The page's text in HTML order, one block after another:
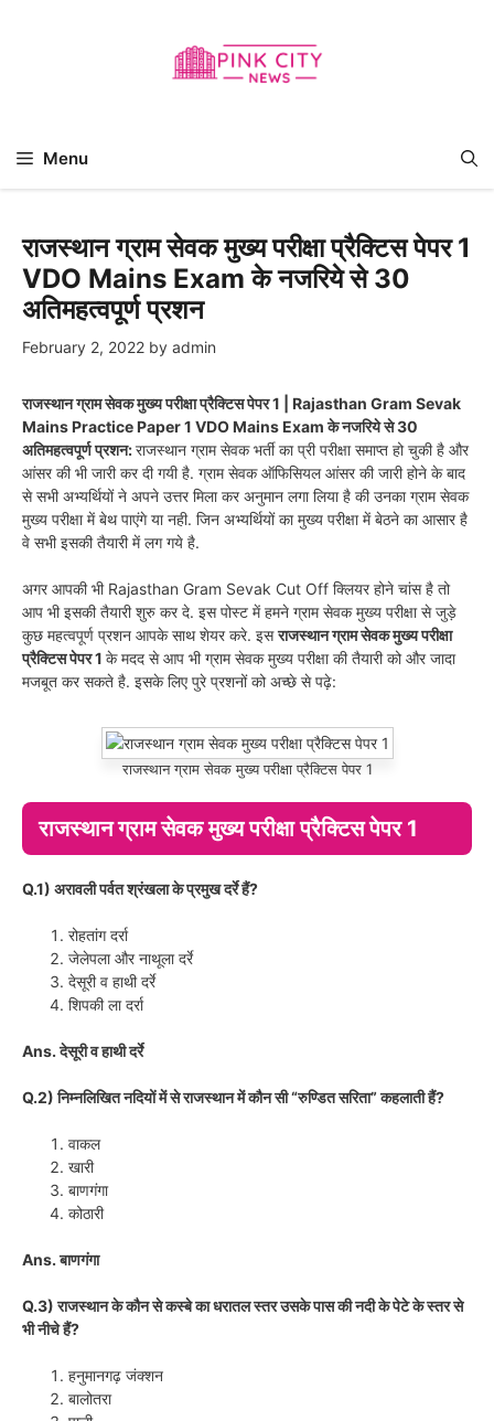
Menu
राजस्थान ग्राम सेवक मुख्य परीक्षा प्रैक्टिस पेपर 1
VDO Mains Exam के नजरिये से 30
अतिमहत्वपूर्ण प्रशन
February 2, 2022 by admin
राजस्थान ग्राम सेवक मुख्य परीक्षा प्रैक्टिस पेपर 1 | Rajasthan Gram Sevak
Mains Practice Paper 1 VDO Mains Exam के नजरिये से 30
अतिमहत्वपूर्ण प्रशन:राजस्थान ग्राम सेवक भर्ती का प्री परीक्षा समाप्त हो चुकी है और
आंसर की भी जारी कर दी गयी है. ग्राम सेवक ऑफिसियल आंसर की जारी होने के बाद
से सभी अभ्यर्थियों ने अपने उत्तर मिला कर अनुमान लगा लिया है की उनका ग्राम सेवक
मुख्य परीक्षा में बेथ पाएंगे या नही. जिन अभ्यर्थियों का मुख्य परीक्षा में बेठने का आसार है
वे सभी इसकी तैयारी में लग गये है.
अगर आपकी भी Rajasthan Gram Sevak Cut Off क्लियर होने चांस है तो
आप भी इसकी तैयारी शुरु कर दे. इस पोस्ट में हमने ग्राम सेवक मुख्य परीक्षा से जुड़े
कुछ महत्वपूर्ण प्रशन आपके साथ शेयर करे. इसराजस्थान ग्राम सेवक मुख्य परीक्षा
प्रैक्टिस पेपर 1 के मदद से आप भी ग्राम सेवक मुख्य परीक्षा की तैयारी को और जादा
मजबूत कर सकते है. इसके लिए पुरे प्रशनों को अच्छे से पढ़े:
राजस्थान ग्राम सेवक मुख्य परीक्षा प्रैक्टिस पेपर 1
राजस्थान ग्राम सेवक मुख्य परीक्षा प्रैक्टिस पेपर 1
Q.1) अरावली पर्वत श्रंखला के प्रमुख दर्रे हैं?
रोहतांग दर्रा
जेलेपला और नाथूला दर्रे
देसूरी व हाथी दर्रे
शिपकी ला दर्रा
Ans. देसूरी व हाथी दर्रे
Q.2) निम्नलिखित नदियों में से राजस्थान में कौन सी “रुण्डित सरिता” कहलाती हैं?
वाकल
खारी
बाणगंगा
कोठारी
Ans. बाणगंगा
Q.3) राजस्थान के कौन से कस्बे का धरातल स्तर उसके पास की नदी के पेटे के स्तर से
भी नीचे हैं?
हनुमानगढ़ जंक्शन
बालोतरा